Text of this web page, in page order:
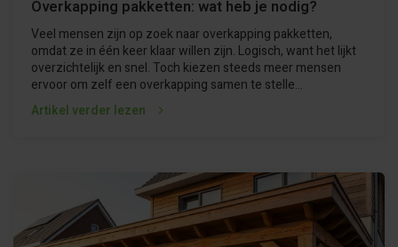
Overkapping pakketten: wat heb je nodig?
Veel mensen zijn op zoek naar overkapping pakketten,
omdat ze in één keer klaar willen zijn. Logisch, want het lijkt
overzichtelijk en snel. Toch kiezen steeds meer mensen
ervoor om zelf een overkapping samen te stelle...
Artikel verder lezen